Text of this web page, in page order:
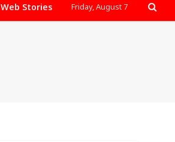
Web Stories Friday, August 7